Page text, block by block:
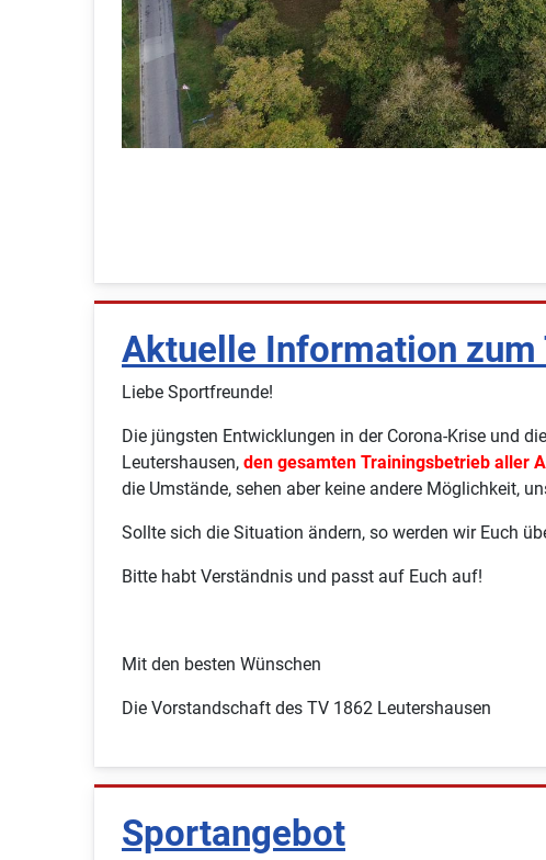
Aktuelle Information
Liebe Sportfreunde!
Die jüngsten Entwicklungen in der Corona-Krise und
Leutershausen, den gesamten Trainingsbetrieb aller
die Umstände, sehen aber keine andere Möglichkeit,
Sollte sich die Situation ändern, so werden wir Euch
Bitte habt Verständnis und passt auf Euch auf!
Mit den besten Wünschen
Die Vorstandschaft des TV 1862 Leutershausen
Sportangebot